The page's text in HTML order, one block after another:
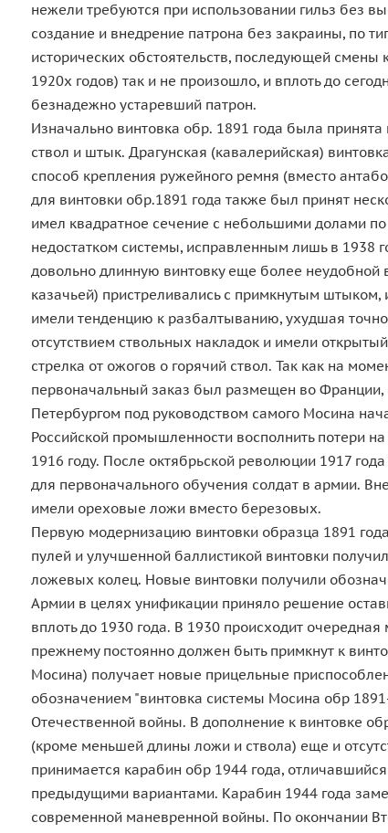
нежели требуются при использовании гильз без
создание и внедрение патрона без закраины, по
исторических обстоятельств, последующей
1920х годов) так и не произошло, и вплоть до
безнадежно устаревший патрон.
Изначально винтовка обр. 1891 года была
ствол и штык. Драгунская (кавалерийская)
способ крепления ружейного ремня (вместо
для винтовки обр.1891 года также был принят
имел квадратное сечение с небольшими долами по
недостатком системы, исправленным лишь в 1938
довольно длинную винтовку еще более неудобной
казачьей) пристреливались с примкнутым
имели тенденцию к разбалтыванию, ухудшая
отсутствием ствольных накладок и имели
стрелка от ожогов о горячий ствол. Так как на
первоначальный заказ был размещен во Франции,
Петербургом под руководством самого Мосина
Российской промышленности восполнить потери
1916 году. После октябрьской революции 1917
для первоначального обучения солдат в армии.
имели ореховые ложи вместо березовых.
Первую модернизацию винтовки образца 1891
пулей и улучшенной баллистикой винтовки
ложевых колец. Новые винтовки получили
Армии в целях унификации приняло решение
вплоть до 1930 года. В 1930 происходит
прежнему постоянно должен быть примкнут к
Мосина) получает новые прицельные
обозначением "винтовка системы Мосина обр
Отечественной войны. В дополнение к винтовке
(кроме меньшей длины ложи и ствола) еще и
принимается карабин обр 1944 года,
предыдущими вариантами. Карабин 1944 года
современной маневренной войны. По окончании